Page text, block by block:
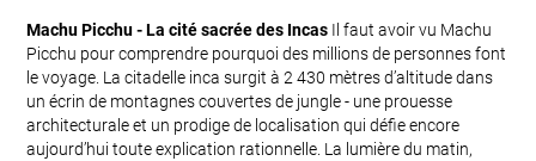
Machu Picchu - La cité sacrée des Incas Il faut avoir vu Machu
Picchu pour comprendre pourquoi des millions de personnes font
le voyage. La citadelle inca surgit à 2 430 mètres d’altitude dans
un écrin de montagnes couvertes de jungle - une prouesse
architecturale et un prodige de localisation qui défie encore
aujourd’hui toute explication rationnelle. La lumière du matin,